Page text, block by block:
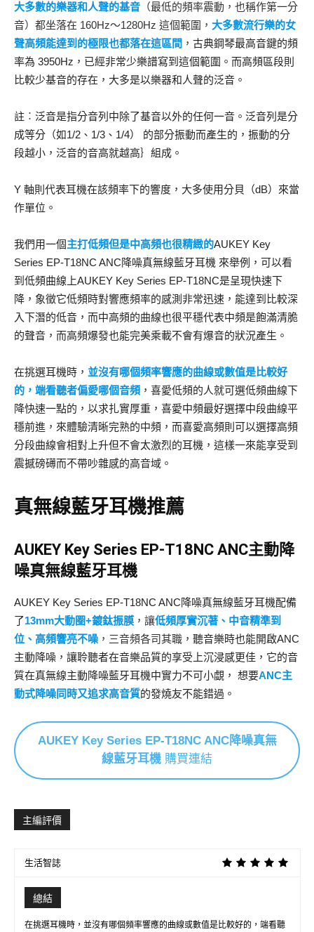
大多數的樂器和人聲的基音 （最低的頻率震動，也稱作第一分
音）都坐落在 160Hz～1280Hz 這個範圍， 大多數流行樂的女
聲高頻能達到的極限也都落在這區間 ， 古典鋼琴最高音鍵的頻
率為 3950Hz，已經非常少樂譜寫到這個範圍。而高頻區段則
比較少基音的存在，大多是以樂器和人聲的泛音。
註︰泛音是指分音列中除了基音以外的任何一音。泛音列是分
成等分（如1/2、1/3、1/4） 的部分振動而產生的，振動的分
段越小，泛音的音高就越高｝組成。
Y 軸則代表耳機在該頻率下的響度，大多使用分貝（dB）來當
作單位。
我們用一個主打低頻但是中高頻也很精緻的AUKEY Key
Series EP-T18NC ANC降噪真無線藍牙耳機 來舉例，可以看
到低頻曲線上AUKEY Key Series EP-T18NC是呈現快速下
降，象徵它低頻時對響應頻率的感測非常迅速，能達到比較深
入下潛的低音，而中高頻的曲線也很平穩代表中頻是飽滿清脆
的聲音，而高頻爆發也能完美乘載不會有爆音的狀況產生。
在挑選耳機時， 並沒有哪個頻率響應的曲線或數值是比較好
的，端看聽者偏愛哪個音頻 ，喜愛低頻的人就可選低頻曲線下
降快速一點的，以求扎實厚重，喜愛中頻最好選擇中段曲線平
穩前進，來體驗清晰完熟的中頻，而喜愛高頻則可以選擇高頻
分段曲線會相對上升但不會太激烈的耳機，這樣一來能享受到
震撼磅礡而不帶吵雜感的高音域。
真無線藍牙耳機推薦
AUKEY Key Series EP-T18NC ANC主動降
噪真無線藍牙耳機
AUKEY Key Series EP-T18NC ANC降噪真無線藍牙耳機配備
了13mm大動圈+鍍鈦振膜 ，讓低頻厚實沉著、中音精準到
位、高頻響亮不噪 ，三音頻各司其職 ，聽音樂時也能開啟ANC
主動降噪，讓聆聽者在音樂品質的享受上沉浸感更佳，它的音
質在真無線主動降噪藍牙耳機中實力不可小覷， 想要ANC主
動式降噪同時又追求高音質的發燒友不能錯過。
AUKEY Key Series EP-T18NC ANC降噪真無
線藍牙耳機 購買連結
主編評價
生活智誌
總結
在挑選耳機時，並沒有哪個頻率響應的曲線或數值是比較好的，端看聽